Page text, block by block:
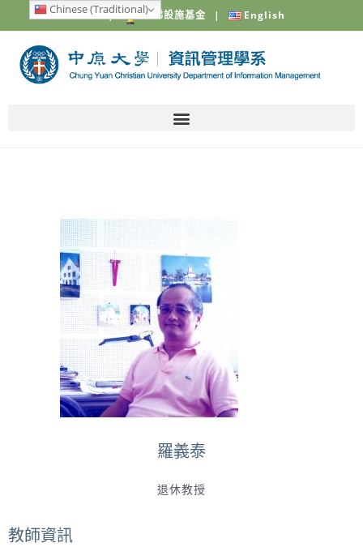
中原大學 | 電梯設施基金 | English
羅義泰
退休教授
教師資訊
Chinese (Traditional)